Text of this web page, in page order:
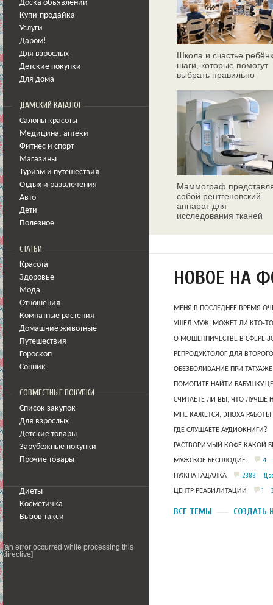
Доска объявлений
Купи-продайка
Услуги
Даром!
Для взрослых
Детские покупки
Для дома
ДАМСКИЙ КАТАЛОГ
Салоны красоты
Медицина, аптеки
Фитнес и спорт
Магазины
Туризм и путешествия
Отдых и развлечения
Авто
Дети
Полезное
СТАТЬИ
Красота
Здоровье
Мода
Отношения
Комнатные растения
Домашние животные
Путешествия
Гороскоп
Сонник
СОВМЕСТНЫЕ ПОКУПКИ
Список закупок
Для взрослых
Детские товары
Зарубежные покупки
Прочие товары
Диеты
Косметичка
Вызов такси
[an error occurred while processing this
directive]
Школа и счастье
шаги, которые помогут
выбрать правильно
Маммограф
собой рентгеновский
аппарат для
исследования тканей
НОВОЕ НА
МЕНЯ В ПОСЛЕДНЕЕ ВРЕМЯ
УШЕЛ МУЖ, МОЖЕТ ЛИ КТО-ТО
О МОШЕННИЧЕСТВЕ В СФЕРЕ
РЕПРОДУКТОЛОГ ДЛЯ
ОБЕЗБОЛИВАНИЕ ПРИ
ПОМОГИТЕ НАЙТИ
СЧИТАЕТЕ ЛИ ВЫ, ЧТО ЛУЧШЕ
МНЕ КАЖЕТСЯ, ЭПОХА
ГДЕ СЛУШАЕТЕ АУДИОКНИГИ?
РАСТВОРИМЫЙ КОФЕ,КАКОЙ
МУЖСКОЕ БЕСПЛОДИЕ. 4
НУЖНА ГАДАЛКА 2888
ЦЕНТР РЕАБИЛИТАЦИИ 1
ВСЕ ТЕМЫ СОЗДАТЬ